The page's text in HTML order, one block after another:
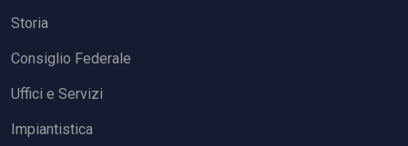
Storia
Consiglio Federale
Uffici e Servizi
Impiantistica